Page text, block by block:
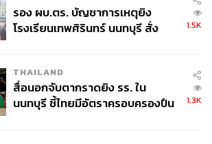
รอง ผบ.ตร. บัญชาการเหตุยิง
โรงเรียนเทพศิรินทร์ นนทบุรี สั่ง
1.5K
THAILAND
สื่อนอกจับตากราดยิง รร. ใน
นนทบุรี ชี้ไทยมีอัตราครอบครองปืน
1.3K